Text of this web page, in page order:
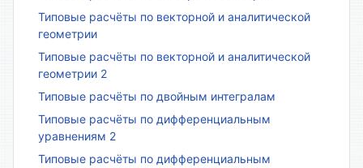
Типовые расчёты по векторной и аналитической
геометрии
Типовые расчёты по векторной и аналитической
геометрии 2
Типовые расчёты по двойным интегралам
Типовые расчёты по дифференциальным
уравнениям 2
Типовые расчёты по дифференциальным